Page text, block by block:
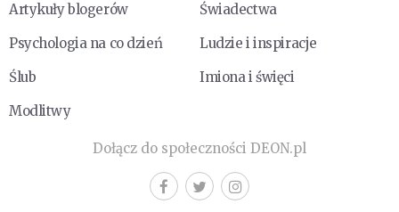
Artykuły blogerów
Świadectwa
Psychologia na co dzień
Ludzie i inspiracje
Ślub
Imiona i święci
Modlitwy
Dołącz do społeczności DEON.pl